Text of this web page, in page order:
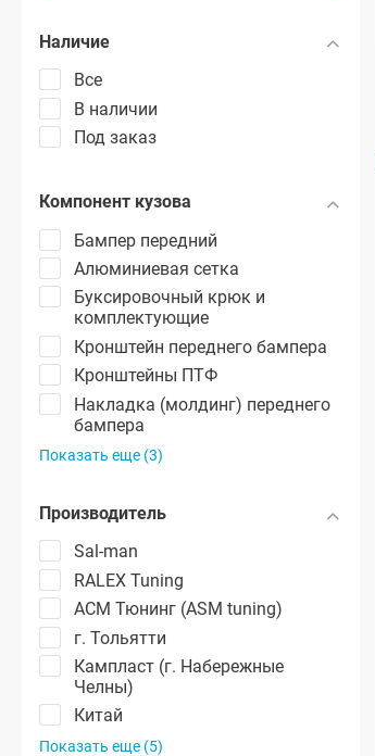
Наличие
Все
В наличии
Под заказ
Компонент кузова
Бампер передний
Алюминиевая сетка
Буксировочный крюк и
комплектующие
Кронштейн переднего бампера
Кронштейны ПТФ
Накладка (молдинг) переднего
бампера
Показать еще (3)
Производитель
Sal-man
RALEX Tuning
АСМ Тюнинг (ASM tuning)
г. Тольятти
Кампласт (г. Набережные
Челны)
Китай
Показать еще (5)